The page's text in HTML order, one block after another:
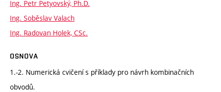
Ing. Petr Petyovský, Ph.D.
Ing. Soběslav Valach
Ing. Radovan Holek, CSc.
OSNOVA
1.-2. Numerická cvičení s příklady pro návrh kombinačních
obvodů.